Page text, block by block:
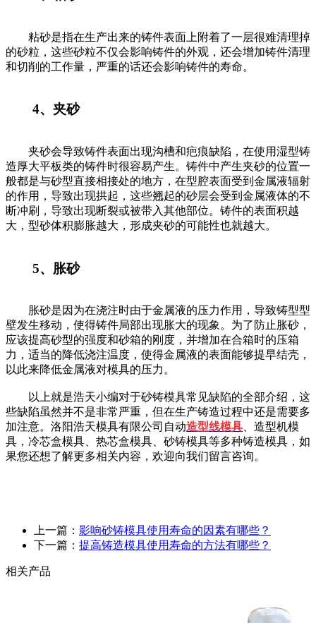
粘砂是指在生产出来的铸件表面上附着了一层很难清理掉
的砂粒，这些砂粒不仅会影响铸件的外观，还会增加铸件清理
和切削的工作量，严重的话还会影响铸件的寿命。
4、夹砂
夹砂会导致铸件表面出现沟槽和疤痕缺陷，在使用湿型铸
造厚大平板类的铸件时很容易产生。铸件中产生夹砂的位置一
般都是与砂型直接相接处的地方，在型腔表面受到金属液辐射
的作用，导致出现拱起，这些翘起的砂层会受到金属液体的不
断冲刷，导致出现断裂或被带入其他部位。铸件的表面积越
大，型砂体积膨胀越大，形成夹砂的可能性也就越大。
5、胀砂
胀砂是因为在浇注时由于金属液的压力作用，导致铸型型
壁发生移动，使得铸件局部出现胀大的现象。为了防止胀砂，
应该提高砂型的强度和砂箱的刚度，并增加在合箱时的压箱
力，适当的降低浇注温度，使得金属液的表面能够提早结壳，
以此来降低金属液对模具的压力。
以上就是浩天小编对于砂铸模具常见缺陷的全部介绍，这
些缺陷虽然并不是非常严重，但在生产铸造过程中还是需要多
加注意。洛阳浩天模具有限公司自动造型线模具 、造型机模
具，冷芯盒模具、热芯盒模具、砂铸模具等多种铸造模具，如
果您还想了解更多相关内容，欢迎向我们留言咨询。
上一篇： 影响砂铸模具使用寿命的因素有哪些？
下一篇： 提高铸造模具使用寿命的方法有哪些？
相关产品